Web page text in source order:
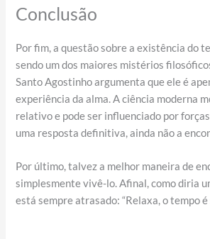
Conclusão
Por fim, a questão sobre a existência do
sendo um dos maiores mistérios
Santo Agostinho argumenta que ele é
experiência da alma. A ciência moderna
relativo e pode ser influenciado por
uma resposta definitiva, ainda não a
Por último, talvez a melhor maneira de
simplesmente vivê-lo. Afinal, como diria
está sempre atrasado: “Relaxa, o tempo é